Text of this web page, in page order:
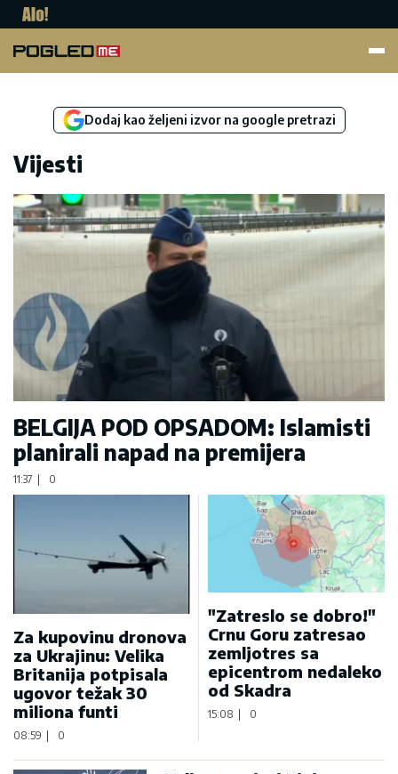
Dodaj kao željeni izvor na google pretrazi
Vijesti
BELGIJA POD OPSADOM: Islamisti
planirali napad na premijera
11:37 0
Za kupovinu dronova
za Ukrajinu: Velika
Britanija potpisala
ugovor težak 30
miliona funti
08:59 0
"Zatreslo se dobro!"
Crnu Goru zatresao
zemljotres sa
epicentrom nedaleko
od Skadra
15:08 | 0